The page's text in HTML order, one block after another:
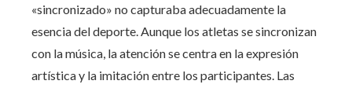
«sincronizado» no capturaba adecuadamente la
esencia del deporte. Aunque los atletas se sincronizan
con la música, la atención se centra en la expresión
artística y la imitación entre los participantes. Las